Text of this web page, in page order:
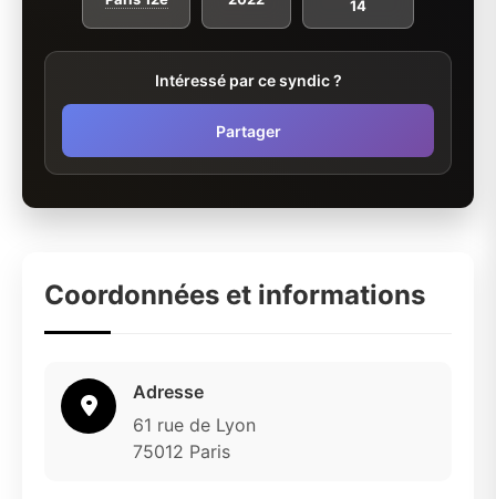
14
Intéressé par ce syndic ?
Partager
Coordonnées et informations
Adresse
61 rue de Lyon
75012 Paris